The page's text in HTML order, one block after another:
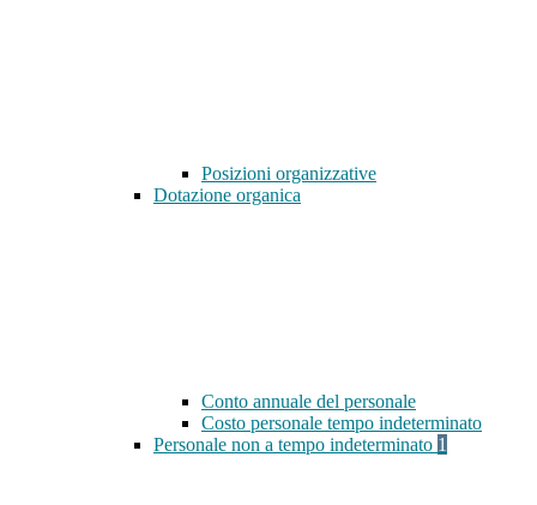
Posizioni organizzative
Dotazione organica
Conto annuale del personale
Costo personale tempo indeterminato
Personale non a tempo indeterminato 1